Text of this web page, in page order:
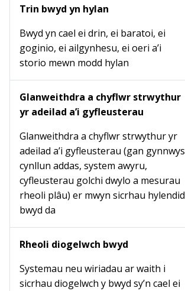
Trin bwyd yn hylan
Bwyd yn cael ei drin, ei baratoi, ei
goginio, ei ailgynhesu, ei oeri a’i
storio mewn modd hylan
Glanweithdra a chyflwr strwythur
yr adeilad a’i gyfleusterau
Glanweithdra a chyflwr strwythur yr
adeilad a’i gyfleusterau (gan gynnwys
cynllun addas, system awyru,
cyfleusterau golchi dwylo a mesurau
rheoli plâu) er mwyn sicrhau hylendid
bwyd da
Rheoli diogelwch bwyd
Systemau neu wiriadau ar waith i
sicrhau diogelwch y bwyd sy’n cael ei